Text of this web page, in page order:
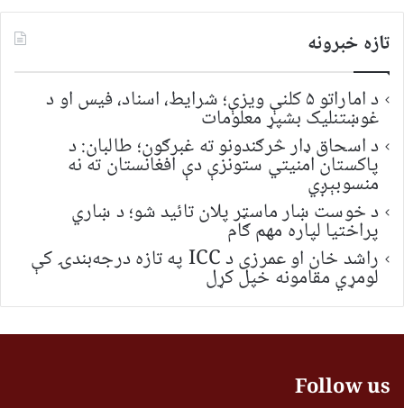
تازه خبرونه
د اماراتو ۵ کلنې ویزې؛ شرایط، اسناد، فیس او د
غوښتنلیک بشپړ معلومات
د اسحاق ډار څرګندونو ته غبرګون؛ طالبان: د
پاکستان امنیتي ستونزې دې افغانستان ته نه
منسوبېږي
د خوست ښار ماسټر پلان تائید شو؛ د ښاري
پراختیا لپاره مهم ګام
راشد خان او عمرزی د ICC په تازه درجه‌بندۍ کې
لومړي مقامونه خپل کړل
Follow us